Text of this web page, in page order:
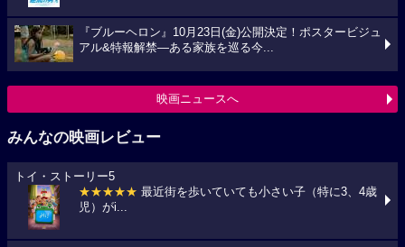
『ブルーヘロン』10月23日(金)公開決定！ポスタービジュ
アル&特報解禁―ある家族を巡る今...
映画ニュースへ
みんなの映画レビュー
トイ・ストーリー5
★★★★★ 最近街を歩いていても小さい子（特に3、4歳
児）がi...